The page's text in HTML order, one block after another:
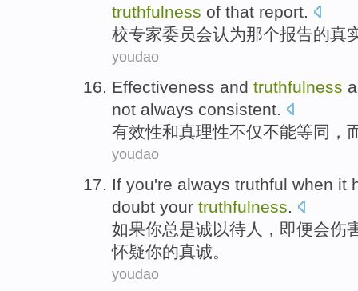
truthfulness of that report.
校专家委员会认为那个报告的真
youdao
Effectiveness and truthfulness
not always consistent.
有效性和真理性不仅不能等同 ，
youdao
If you're always truthful when it
doubt your truthfulness.
如果你总是诚以待人，即便会伤
怀疑你的真诚。
youdao